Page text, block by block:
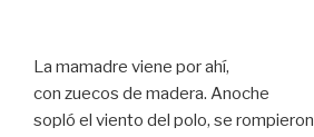
La mamadre viene por ahí,
con zuecos de madera. Anoche
sopló el viento del polo, se rompieron